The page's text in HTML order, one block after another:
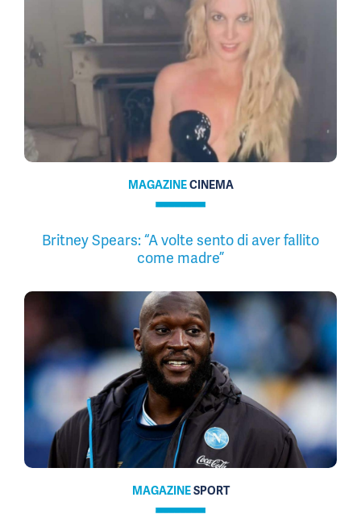
MAGAZINECINEMA
Britney Spears: “A volte sento di aver fallito
come madre”
MAGAZINESPORT